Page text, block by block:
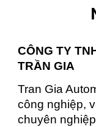
CÔNG TY
TRẦN GIA
Tran Gia
công nghiệp,
chuyên